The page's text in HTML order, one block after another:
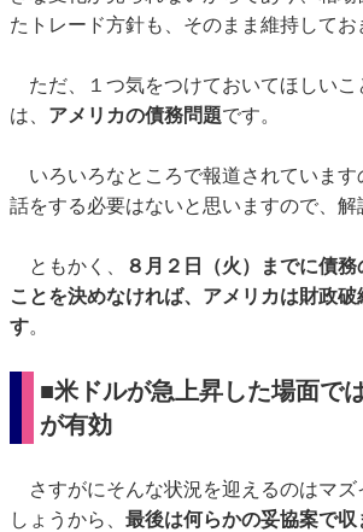
たトレード方針も、そのまま維持してお
ただ、１つ気をつけておいてほしいこ
は、 アメリカの債務問題です。
いろいろなところで報道されています
話をする必要はないと思いますので、解
ともかく、
８月２日（火）までに債
ことを決めなければ、アメリカは財政破
す。
■米ドルが急上昇した場面で
が有効
さすがにそんな状況を迎えるのはマズ
しょうから、 最後は何らかの妥協案で